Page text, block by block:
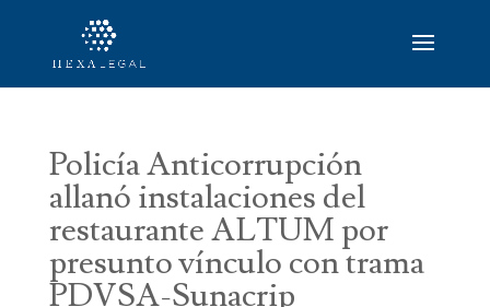
Policía Anticorrupción
allanó instalaciones del
restaurante ALTUM por
presunto vínculo con trama
PDVSA-Sunacrip